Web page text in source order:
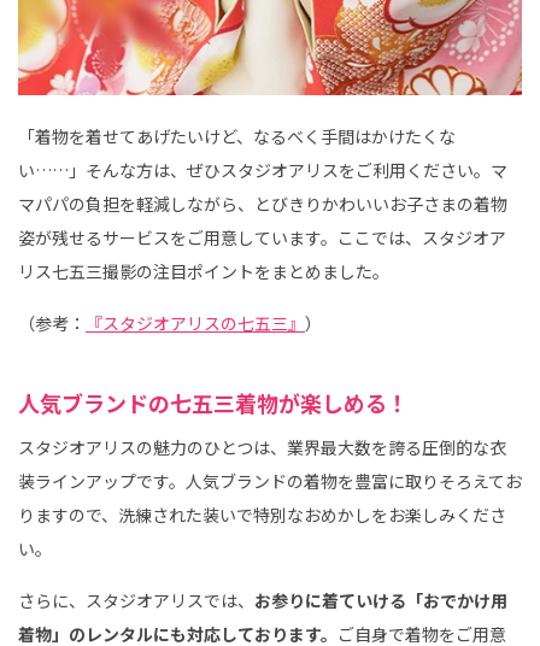
「着物を着せてあげたいけど、なるべく手間はかけたくな
い……」そんな方は、ぜひスタジオアリスをご利用ください。マ
マパパの負担を軽減しながら、とびきりかわいいお子さまの着物
姿が残せるサービスをご用意しています。ここでは、スタジオア
リス七五三撮影の注目ポイントをまとめました。
（参考： 『スタジオアリスの七五三』 ）
人気ブランドの七五三着物が楽しめる！
スタジオアリスの魅力のひとつは、業界最大数を誇る圧倒的な衣
装ラインアップです。人気ブランドの着物を豊富に取りそろえてお
りますので、洗練された装いで特別なおめかしをお楽しみくださ
い。
さらに、スタジオアリスでは、 お参りに着ていける「おでかけ用
着物」のレンタルにも対応しております。 ご自身で着物をご用意